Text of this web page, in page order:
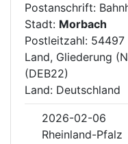
Postanschrift:
Stadt: Morbach
Postleitzahl: 54497
Land, Gliederung
(DEB22)
Land: Deutschland
2026-02-06
Rheinland-Pfalz